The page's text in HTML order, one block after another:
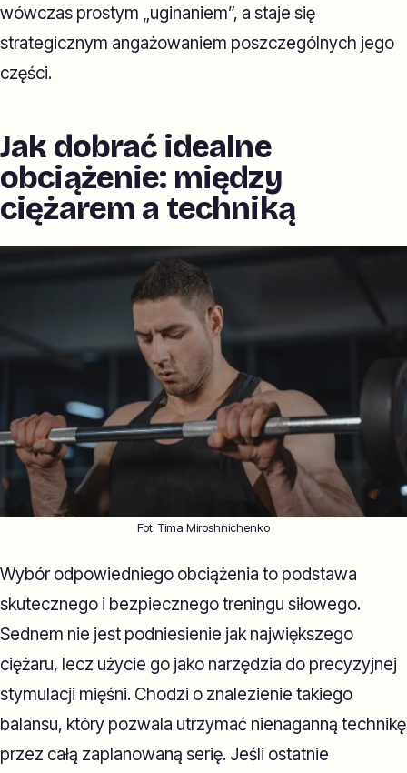
wówczas prostym „uginaniem”, a staje się
strategicznym angażowaniem poszczególnych jego
części.
Jak dobrać idealne
obciążenie: między
ciężarem a techniką
Fot. Tima Miroshnichenko
Wybór odpowiedniego obciążenia to podstawa
skutecznego i bezpiecznego treningu siłowego.
Sednem nie jest podniesienie jak największego
ciężaru, lecz użycie go jako narzędzia do precyzyjnej
stymulacji mięśni. Chodzi o znalezienie takiego
balansu, który pozwala utrzymać nienaganną technikę
przez całą zaplanowaną serię. Jeśli ostatnie